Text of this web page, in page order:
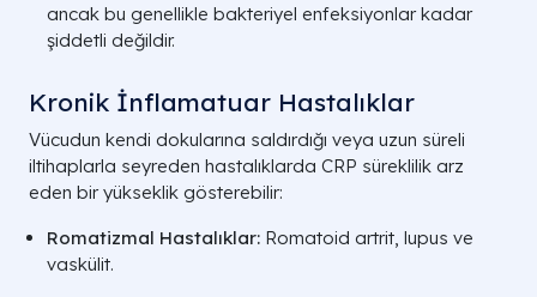
ancak bu genellikle bakteriyel enfeksiyonlar kadar
şiddetli değildir.
Kronik İnflamatuar Hastalıklar
Vücudun kendi dokularına saldırdığı veya uzun süreli
iltihaplarla seyreden hastalıklarda CRP süreklilik arz
eden bir yükseklik gösterebilir:
Romatizmal Hastalıklar: Romatoid artrit, lupus ve
vaskülit.